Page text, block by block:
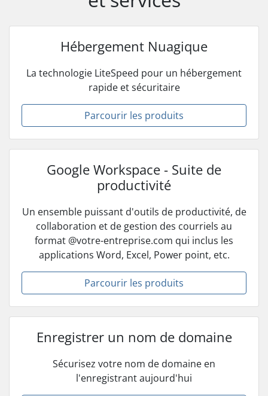
Hébergement Nuagique
La technologie LiteSpeed pour un hébergement
rapide et sécuritaire
Parcourir les produits
Google Workspace - Suite de
productivité
Un ensemble puissant d'outils de productivité, de
collaboration et de gestion des courriels au
format @votre-entreprise.com qui inclus les
applications Word, Excel, Power point, etc.
Parcourir les produits
Enregistrer un nom de domaine
Sécurisez votre nom de domaine en
l'enregistrant aujourd'hui